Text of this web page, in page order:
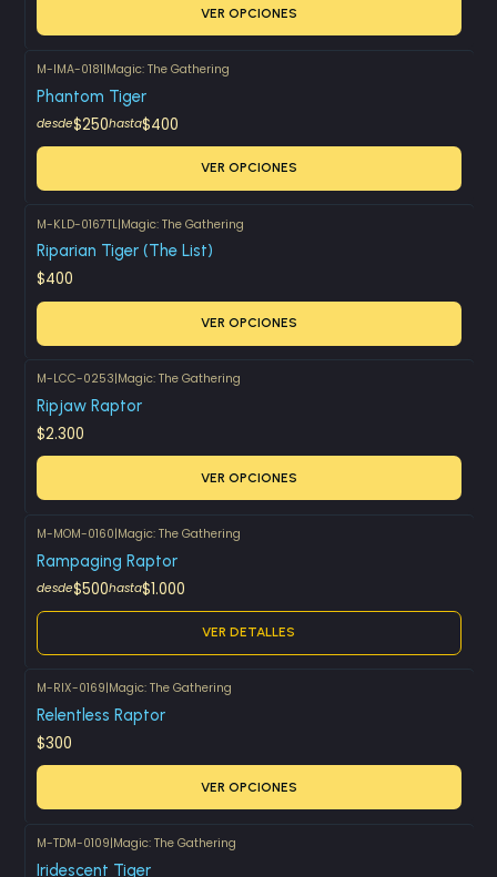
VER OPCIONES
M-IMA-0181|Magic: The Gathering
Phantom Tiger
desde$250hasta$400
VER OPCIONES
M-KLD-0167TL|Magic: The Gathering
Riparian Tiger (The List)
$400
VER OPCIONES
M-LCC-0253|Magic: The Gathering
Ripjaw Raptor
$2.300
VER OPCIONES
Agotado
M-MOM-0160|Magic: The Gathering
Rampaging Raptor
desde$500hasta$1.000
VER DETALLES
M-RIX-0169|Magic: The Gathering
Relentless Raptor
$300
VER OPCIONES
M-TDM-0109|Magic: The Gathering
Iridescent Tiger